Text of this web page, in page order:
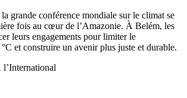
grande conférence mondiale sur le climat se
fois au cœur de l’Amazonie. À Belém, les
leurs engagements pour limiter le
et construire un avenir plus juste et durable.